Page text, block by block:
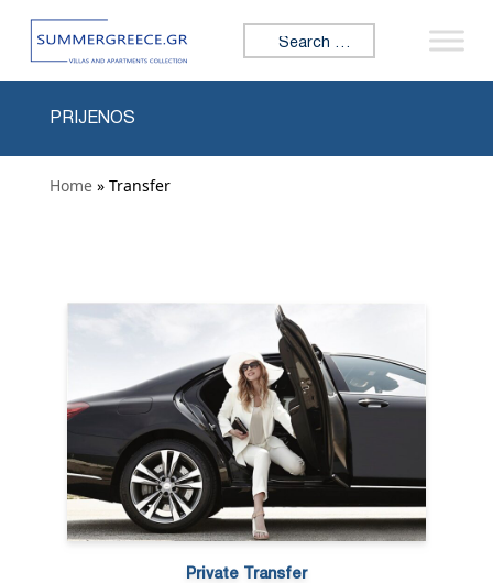
Search for:
PRIJENOS
Home » Transfer
Private Transfer